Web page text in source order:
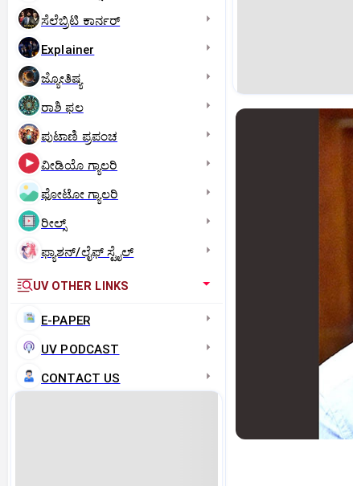
ಸೆಲೆಬ್ರಿಟಿ ಕಾರ್ನರ್‌
Explainer
ಜ್ಯೋತಿಷ್ಯ
ರಾಶಿ ಫಲ
ಪುಟಾಣಿ ಪ್ರಪಂಚ
ವೀಡಿಯೊ ಗ್ಯಾಲರಿ
ಫೋಟೋ ಗ್ಯಾಲರಿ
ರೀಲ್ಸ್
ಫ್ಯಾಶನ್/ಲೈಫ್‌ ಸ್ಟೈಲ್
UV OTHER LINKS
E-PAPER
UV PODCAST
CONTACT US